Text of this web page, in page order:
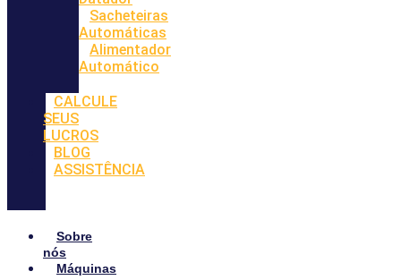
Sacheteiras
Automáticas
Alimentador
Automático
CALCULE
SEUS
LUCROS
BLOG
ASSISTÊNCIA
Sobre
nós
Máquinas